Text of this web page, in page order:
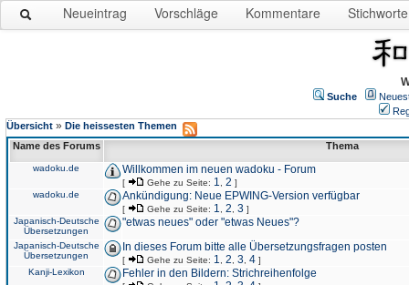
Neueintrag Vorschläge Kommentare Stichworte
Suche
Übersicht » Die heissesten Themen
Name des Forums
Thema
wadoku.de Willkommen im neuen wadoku - Forum
[ Gehe zu Seite: 1 2 ]
wadoku.de
Ankündigung: Neue EPWING-Version verfügbar
[ Gehe zu Seite: 1 2 3 ]
Japanisch-Deutsche
Übersetzungen
"etwas neues" oder "etwas Neues"?
Japanisch-Deutsche
Übersetzungen
In dieses Forum bitte alle Übersetzungsfragen posten
[ Gehe zu Seite: 1 2 3 4 ]
Kanji-Lexikon
Fehler in den Bildern: Strichreihenfolge